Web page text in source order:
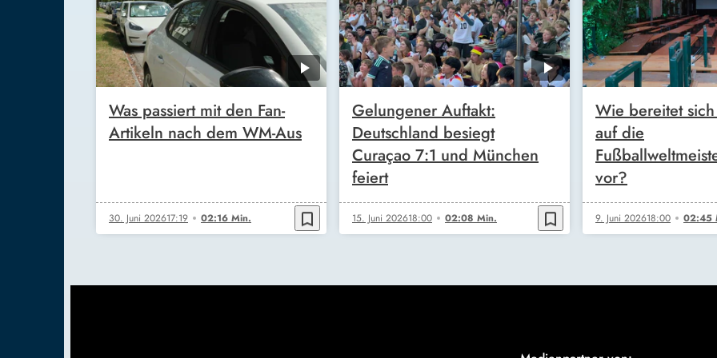
Was passiert mit den Fan-
Artikeln nach dem WM-Aus
30. Juni 202617:19 02:16 Min. bookmark_border
Gelungener Auftakt:
Deutschland besiegt
Curaçao 7:1 und München
feiert
15. Juni 202618:00 02:08 Min. bookmark_border
Wie bereitet
auf die
vor?
9. Juni 202618:00 02:45